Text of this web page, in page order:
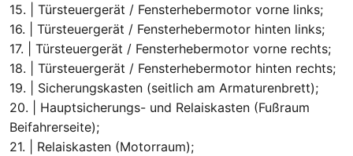
15. | Türsteuergerät / Fensterhebermotor vorne links;
16. | Türsteuergerät / Fensterhebermotor hinten links;
17. | Türsteuergerät / Fensterhebermotor vorne rechts;
18. | Türsteuergerät / Fensterhebermotor hinten rechts;
19. | Sicherungskasten (seitlich am Armaturenbrett);
20. | Hauptsicherungs- und Relaiskasten (Fußraum
Beifahrerseite);
21. | Relaiskasten (Motorraum);